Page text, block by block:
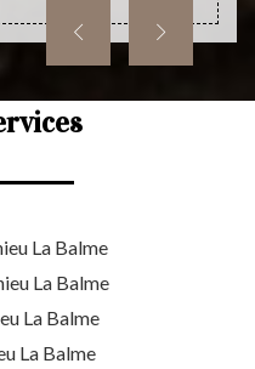
La Balme
La Balme
La Balme
La Balme